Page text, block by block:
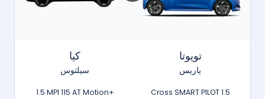
كيا
سيلتوس
1.5 MPI 115 AT Motion+
تويوتا
ياريس
Cross SMART PILOT 1.5